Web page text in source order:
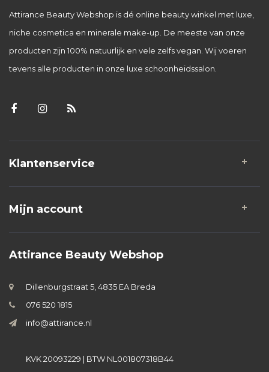
Attirance Beauty Webshop is dé online beauty winkel met luxe,
niche cosmetica en minerale make-up. De meeste van onze
producten zijn 100% natuurlijk en vele zelfs vegan. Wij voeren
tevens alle producten in onze luxe schoonheidssalon.
Klantenservice
Mijn account
Attirance Beauty Webshop
Dillenburgstraat 5, 4835 EA Breda
076 520 1815
info@attirance.nl
KVK 20093229 | BTW NL001807318B44